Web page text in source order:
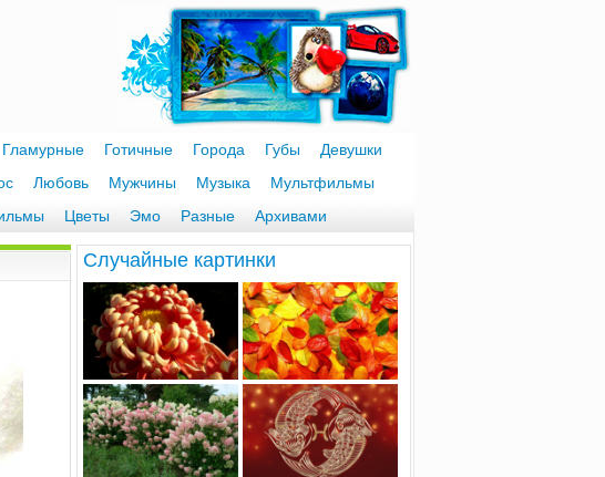
Гламурные Готичные Города Губы
Девушки
Любовь Мужчины Музыка
Мультфильмы
Цветы Эмо Разные Архивами
Cлучайные картинки